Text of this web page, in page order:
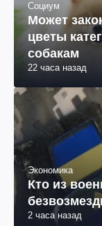
Социум
Может
цветы
собакам
22 часа назад
Экономика
Кто из
2 часа назад